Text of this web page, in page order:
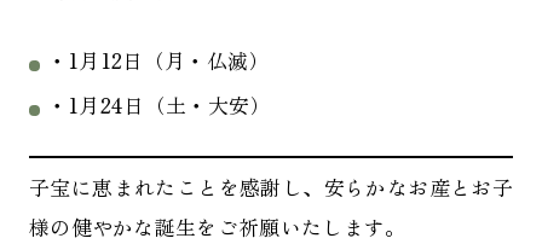
・1月12日（月・仏滅）
・1月24日（土・大安）
子宝に恵まれたことを感謝し、安らかなお産とお子
様の健やかな誕生をご祈願いたします。